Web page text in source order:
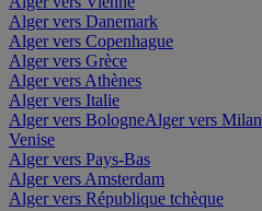
Alger vers Danemark
Alger vers Copenhague
Alger vers Grèce
Alger vers Athènes
Alger vers Italie
Alger vers BologneAlger vers Milan
Venise
Alger vers Pays-Bas
Alger vers Amsterdam
Alger vers République tchèque